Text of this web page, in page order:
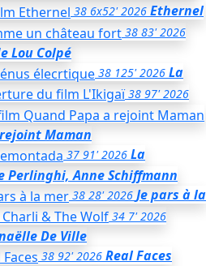
38 6x52' 2026 Ethernel
38 83' 2026
Lou Colpé
38 125' 2026 La
38 97' 2026
Maman
37 91' 2026 La
Perlinghi, Anne Schiffmann
38 28' 2026 Je pars à la
34 7' 2026
De Ville
38 92' 2026 Real Faces